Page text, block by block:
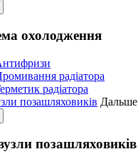
охолодження
радіатора
радіатора
позашляховиків Дальше
позашляховиків